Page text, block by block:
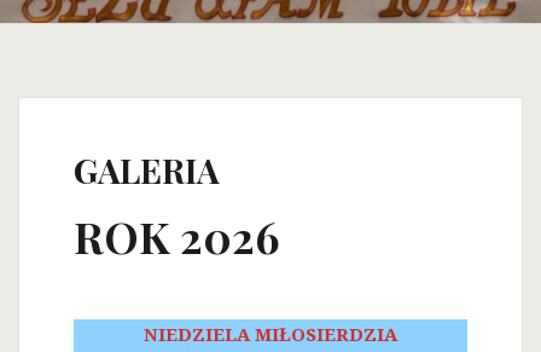
GALERIA
ROK 2026
NIEDZIELA MIŁOSIERDZIA